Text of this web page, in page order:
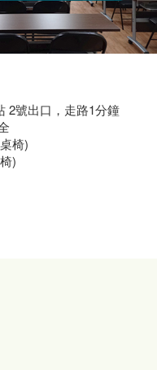
2號出口，走路1分鐘
椅)
)